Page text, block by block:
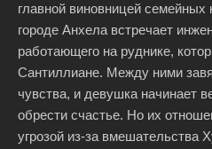
главной виновницей
городе Анхела встречает
работающего на руднике,
Сантиллиане. Между ними
чувства, и девушка начинает
обрести счастье. Но их
угрозой из-за вмешательства